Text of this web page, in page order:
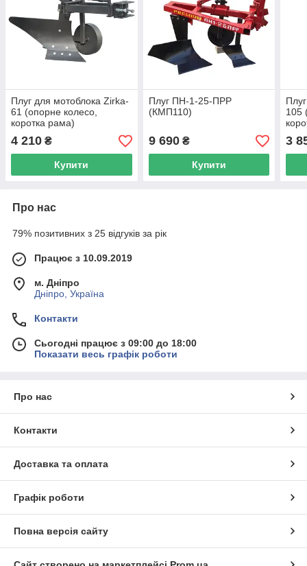
Плуг для мотоблока Zirka-
61 (опорне колесо,
коротка рама)
(захоплення 20 см) (ПЛ9)
4 210 ₴
Купити
Плуг ПН-1-25-ПРР
(КМП110)
9 690₴
Купити
105
3
Про нас
79% позитивних з 25 відгуків за рік
Працює з 10.09.2019
м. Дніпро
Дніпро, Україна
Контакти
Сьогодні працює з 09:00 до 18:00
Показати весь графік роботи
Про нас
Контакти
Доставка та оплата
Графік роботи
Повна версія сайту